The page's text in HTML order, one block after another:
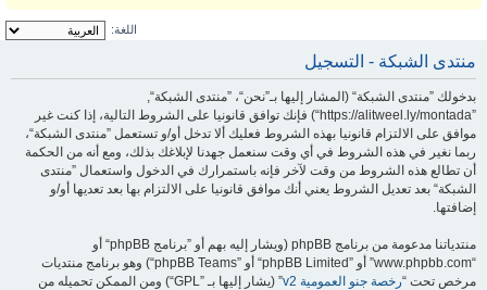
اللغة:
منتدى الشبكة - التسجيل
بدخولك ”منتدى الشبكة“ (المشار إليها بـ”نحن“، ”منتدى الشبكة“,
”https://alitweel.ly/montada“) فإنك توافق قانونيا على الشروط التالية، إذا كنت غير
موافق على الالتزام قانونيا بهذه الشروط فعليك ألا تدخل أو/و تستعمل ”منتدى الشبكة“،
ربما نغير في هذه الشروط في أي وقت سنعمل جهدنا لإبلاغك بذلك، ومع أنه من الحكمة
أن تطالع هذه الشروط من وقت لآخر فإنه باستمرارك في الدخول واستعمال ”منتدى
الشبكة“ بعد تعديل الشروط يعني أنك موافق قانونيا على الالتزام بها بعد تعديها أو/و
إضافتها.
منتدياتنا مدعومة من برنامج phpBB (ويشار إليه بهم أو ”برنامج phpBB“ أو
“www.phpbb.com” أو ”phpBB Limited“ أو ”phpBB Teams“) وهو برنامج منتديات
مرخص تحت “رخصة جنو العمومية v2
” (يشار إليها بـ ”GPL“) ومن الممكن تحميله من